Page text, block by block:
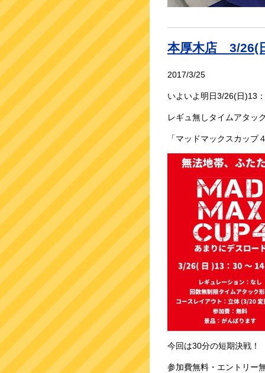
本厚木店 3/26(
2017/3/25
いよいよ明日3/26(日)13
レギュ無しタイムアタッ
「マッドマックスカップ
今回は30分の短期決戦！
参加費無料・エントリー